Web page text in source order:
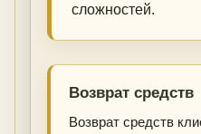
сложностей.
Возврат средств
Возврат средств